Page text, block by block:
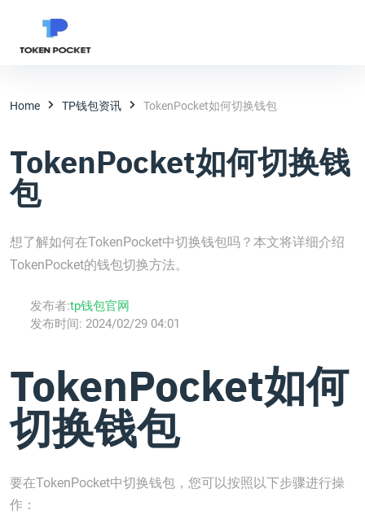
Home TP钱包资讯 TokenPocket如何切换钱包
TokenPocket如何切换钱
包
想了解如何在TokenPocket中切换钱包吗？本文将详细介绍
TokenPocket的钱包切换方法。
发布者:tp钱包官网
发布时间: 2024/02/29 04:01
TokenPocket如何
切换钱包
要在TokenPocket中切换钱包，您可以按照以下步骤进行操
作：